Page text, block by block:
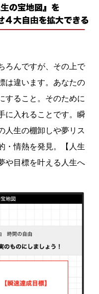
ろんですが、その上で
は違います。あなたの
すること。そのために
に入れることです。瞬
人生の棚卸しや夢リス
・情熱を発見。【人生
や目標を叶える人生へ